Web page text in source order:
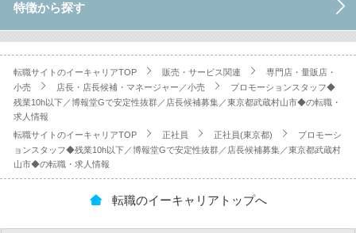
特徴から探す
転職サイトのイーキャリアTOP 販売・サービス関連
専門店・量販店・
小売
店長・店長候補・マネージャー／小売
プロモーションスタッフ◆
残業10h以下／博報堂Gで安定性抜群／店長候補募集／東京都武蔵村山市◆の転職・
求人情報
転職サイトのイーキャリアTOP
正社員 正社員(東京都)
プロモーシ
ョンスタッフ◆残業10h以下／博報堂Gで安定性抜群／店長候補募集／東京都武蔵村
山市◆の転職・求人情報
転職のイーキャリアトップへ